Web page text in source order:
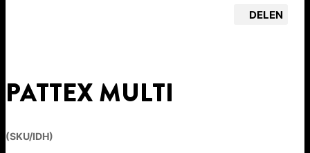
DELEN
PATTEX MULTI
(SKU/IDH)